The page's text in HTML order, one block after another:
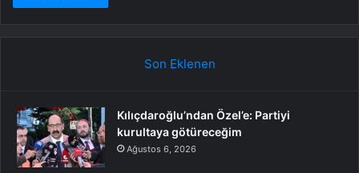
Son Eklenen
Kılıçdaroğlu’ndan Özel’e: Partiyi
kurultaya götüreceğim
Ağustos 6, 2026